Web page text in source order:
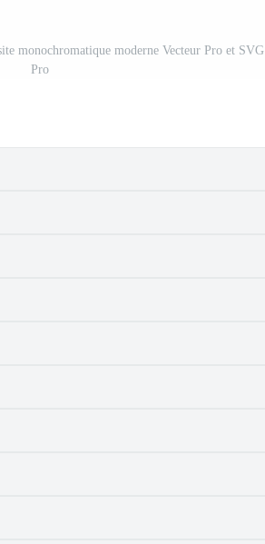
monochromatique moderne Vecteur Pro et SVG
Pro